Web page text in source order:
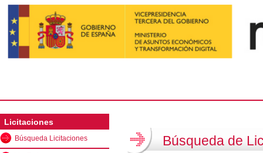
Licitaciones
Búsqueda Licitaciones Búsqueda de